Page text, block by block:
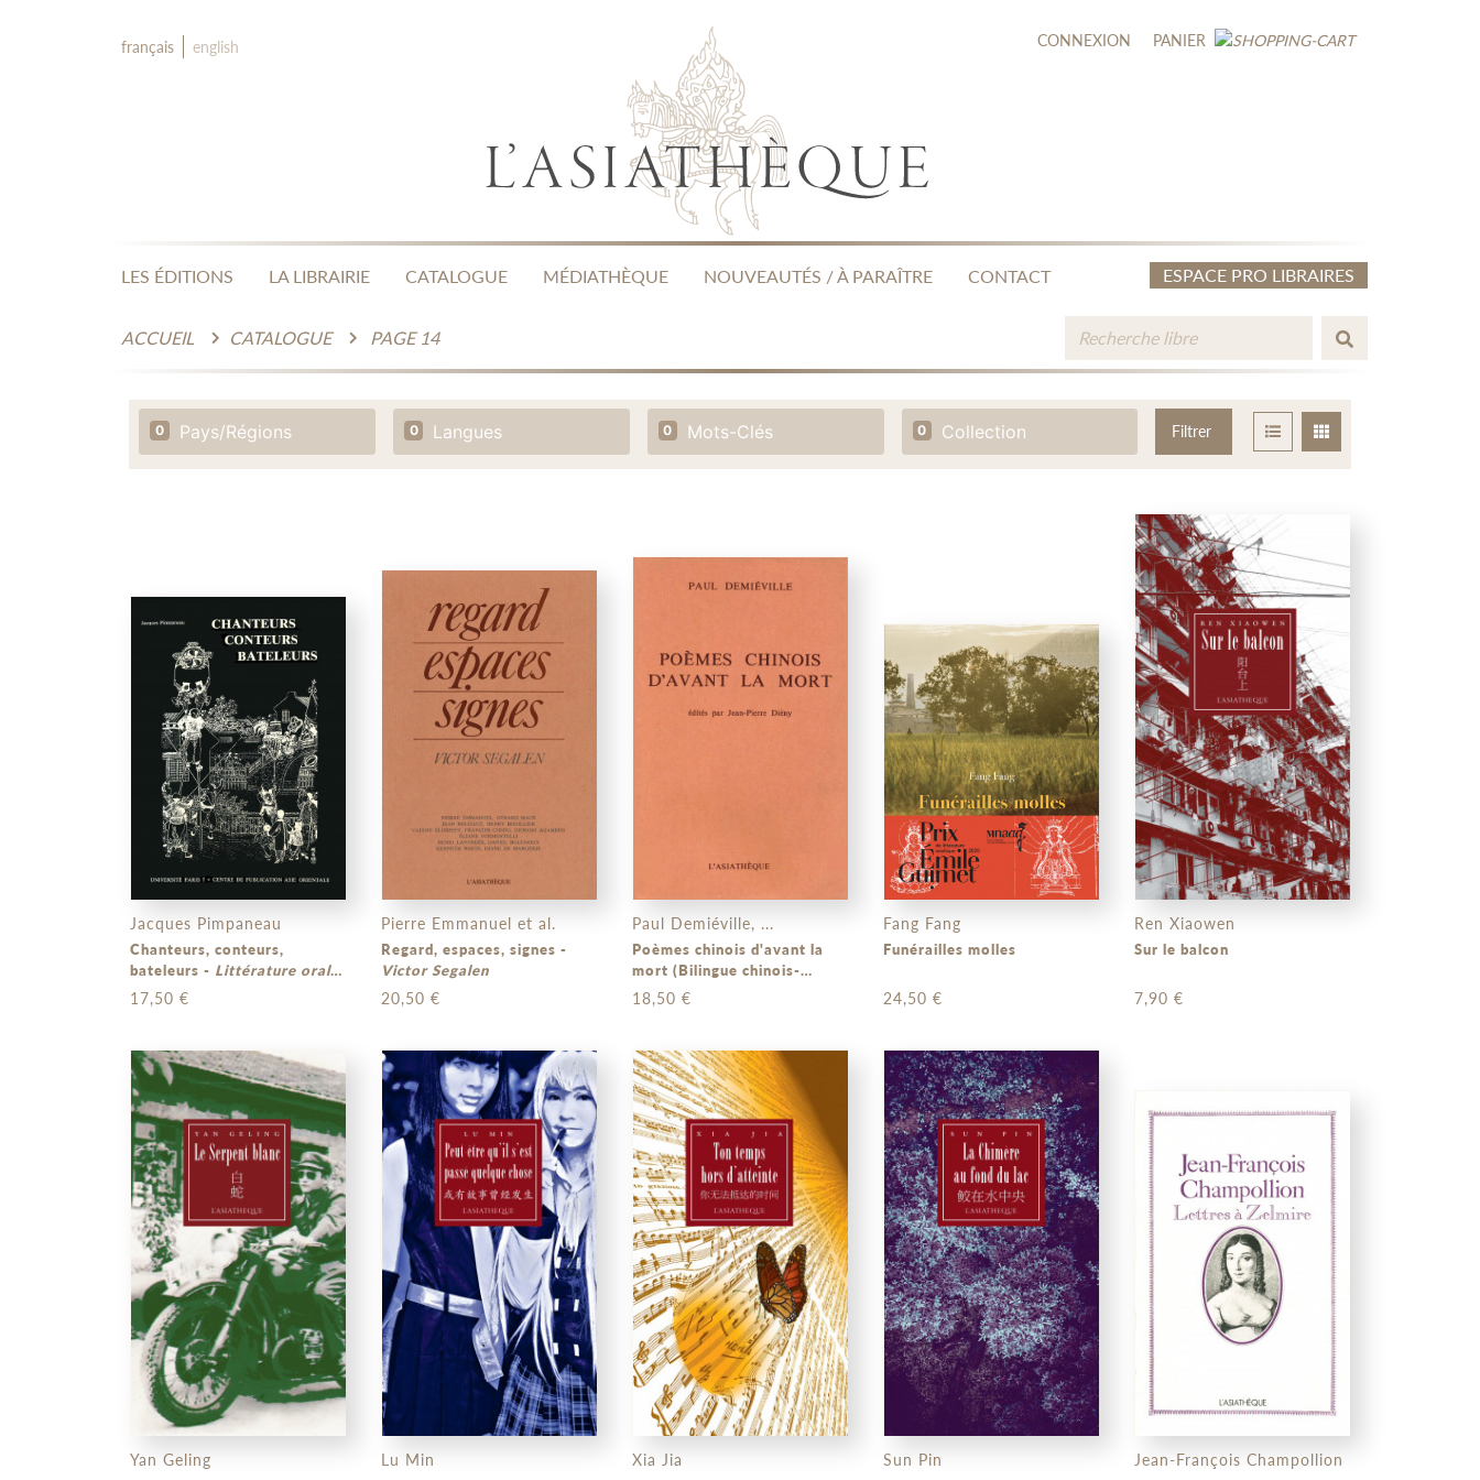
français english CONNEXION PANIER
LES ÉDITIONS LA LIBRAIRIE CATALOGUE MÉDIATHÈQUE NOUVEAUTÉS / À PARAÎTRE CONTACT ESPACE PRO LIBRAIRES
ACCUEIL CATALOGUE PAGE 14
0 Pays/Régions 0 Langues 0 Mots-Clés 0 Collection Filtrer
Jacques Pimpaneau
Chanteurs, conteurs,
bateleurs - Littérature orale
et spectacles populaires en
Chine
17,50 €
Pierre Emmanuel et al.
Regard, espaces, signes -
Victor Segalen
20,50 €
Paul Demiéville, ...
Poèmes chinois d'avant la
mort (Bilingue chinois-
français)
18,50 €
Fang Fang
Funérailles molles
24,50 €
Ren Xiaowen
Sur le balcon
7,90 €
Yan Geling Lu Min Xia Jia Sun Pin Jean-François Champollion